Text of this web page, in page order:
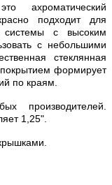
подходит для
с высоким
с небольшими
стеклянная
формирует
по краям.
производителей.
1,25".